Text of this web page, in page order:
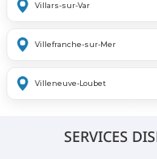
Villars-sur-Var
Villefranche-sur-Mer
Villeneuve-Loubet
SERVICES